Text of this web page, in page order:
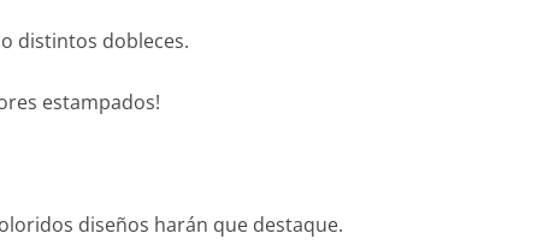
distintos dobleces.
estampados!
diseños harán que destaque.